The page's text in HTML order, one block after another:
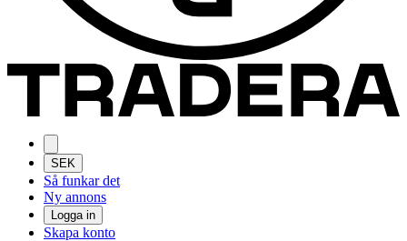
SEK
Så funkar det
Ny annons
Logga in
Skapa konto